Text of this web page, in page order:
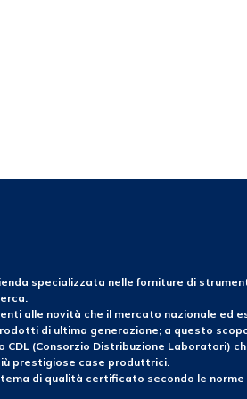
specializzata nelle forniture di
alle novità che il mercato nazionale ed
di ultima generazione; a questo
CDL (Consorzio Distribuzione Laboratori)
prestigiose case produttrici.
di qualità certificato secondo le norme